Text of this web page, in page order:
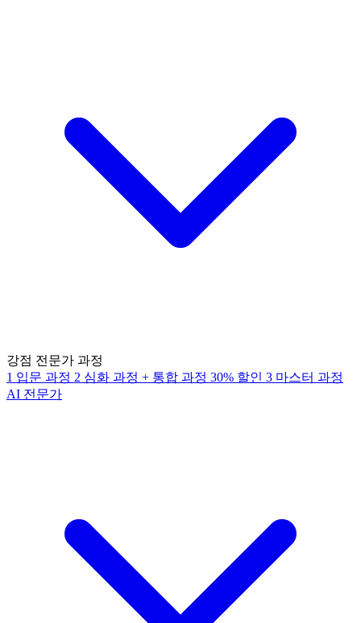
강점 전문가 과정
1 입문 과정 2 심화 과정 + 통합 과정 30% 할인 3 마스터 과정
AI 전문가